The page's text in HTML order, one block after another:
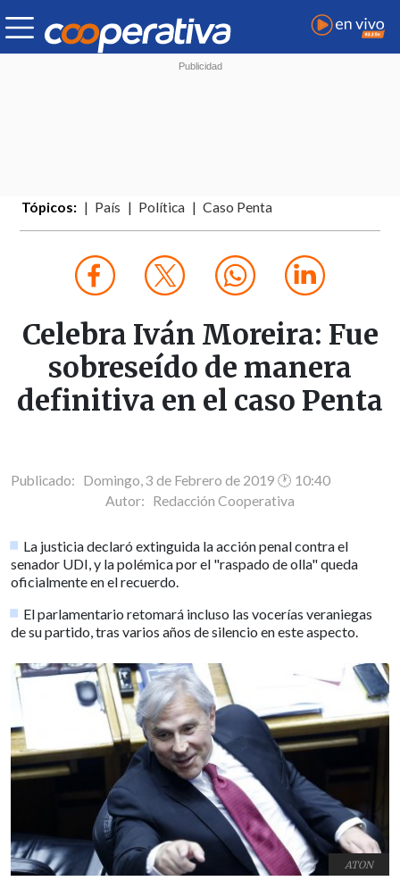
Tópicos: País Política Caso Penta
Celebra Iván Moreira: Fue
sobreseído de manera
definitiva en el caso Penta
Publicado: Domingo, 3 de Febrero de 2019 🕐 10:40
Autor: Redacción Cooperativa
La justicia declaró extinguida la acción penal contra el
senador UDI, y la polémica por el "raspado de olla" queda
oficialmente en el recuerdo.
El parlamentario retomará incluso las vocerías veraniegas
de su partido, tras varios años de silencio en este aspecto.
ATON